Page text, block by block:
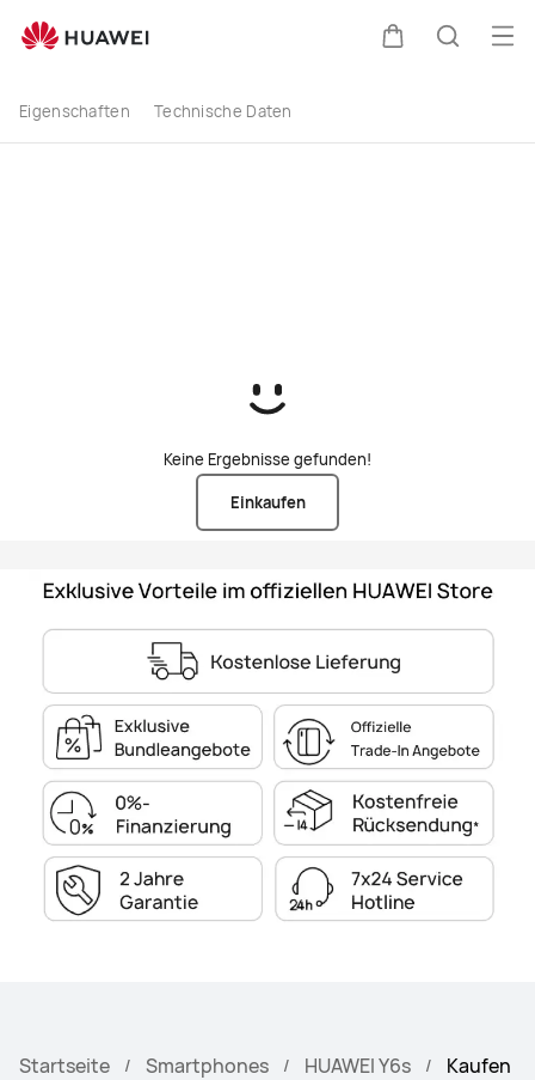
kaufen
Eigenschaften Technische Daten
Keine Ergebnisse gefunden!
Einkaufen
Startseite Smartphones HUAWEI Y6s Kaufen